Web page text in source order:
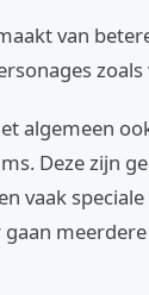
van
algemeen
Deze zijn
vaak